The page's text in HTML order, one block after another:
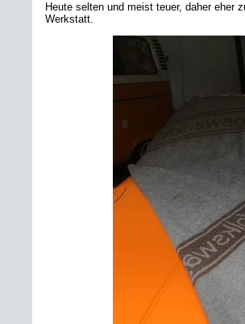
Heute selten und meist teuer, daher eher
Werkstatt.